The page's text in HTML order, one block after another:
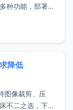
种功能，部署简
分BUG，优化细
、Ctrl +
降低
图像裁剪、压
不二之选，下面